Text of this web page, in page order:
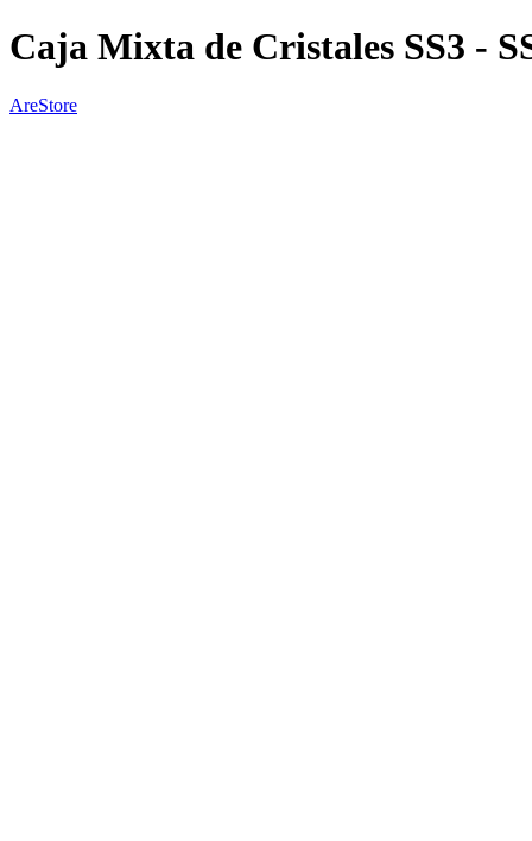
Caja Mixta de Cristales SS3 -
AreStore